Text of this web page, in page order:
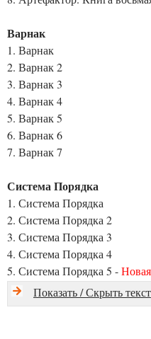
Варнак
1. Варнак
2. Варнак 2
3. Варнак 3
4. Варнак 4
5. Варнак 5
6. Варнак 6
7. Варнак 7
Система Порядка
1. Система Порядка
2. Система Порядка 2
3. Система Порядка 3
4. Система Порядка 4
5. Система Порядка 5 -
Показать / Скрыть текст